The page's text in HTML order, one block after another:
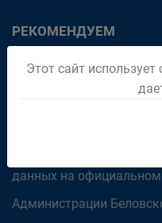
РЕКОМЕНДУЕМ
Обращения граждан
данных на официальном
Администрации
Этот сайт